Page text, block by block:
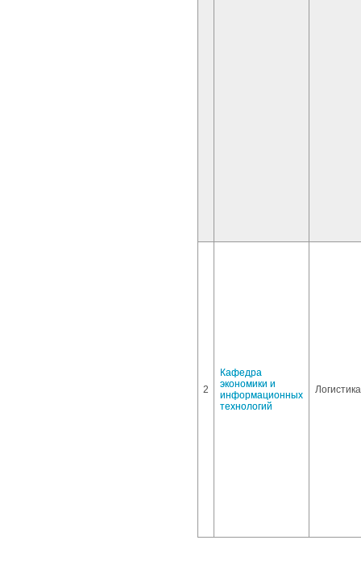
2
Кафедра
экономики и
информационных
технологий
Логистика